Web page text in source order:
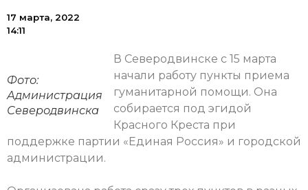
17 марта, 2022
14:11
Фото:
Администрация
Северодвинска
В Северодвинске с 15 марта
начали работу пункты приема
гуманитарной помощи. Она
собирается под эгидой
Красного Креста при
поддержке партии «Единая Россия» и городской
администрации.